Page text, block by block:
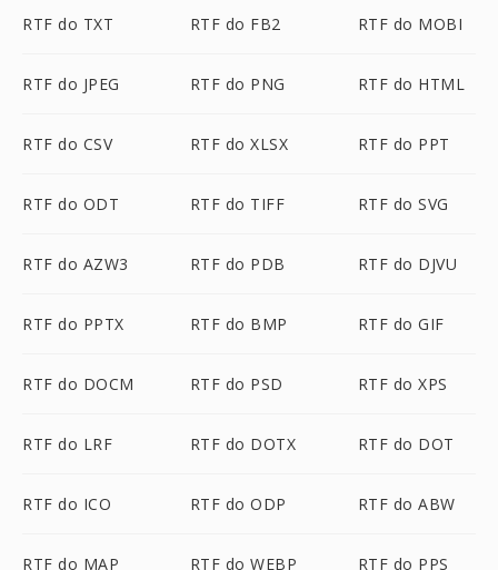
RTF do TXT RTF do FB2 RTF do MOBI
RTF do JPEG RTF do PNG RTF do HTML
RTF do CSV RTF do XLSX RTF do PPT
RTF do ODT RTF do TIFF RTF do SVG
RTF do AZW3 RTF do PDB RTF do DJVU
RTF do PPTX RTF do BMP RTF do GIF
RTF do DOCM RTF do PSD RTF do XPS
RTF do LRF RTF do DOTX RTF do DOT
RTF do ICO RTF do ODP RTF do ABW
RTF do MAP RTF do WEBP RTF do PPS